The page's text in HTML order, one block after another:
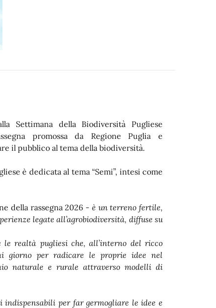
Settimana della Biodiversità Pugliese
promossa da Regione Puglia e
il pubblico al tema della biodiversità.
è dedicata al tema “Semi”, intesi come
della rassegna 2026 - è un terreno fertile,
legate all’agrobiodiversità, diffuse su
le realtà pugliesi che, all’interno del ricco
giorno per radicare le proprie idee nel
naturale e rurale attraverso modelli di
per far germogliare le idee e